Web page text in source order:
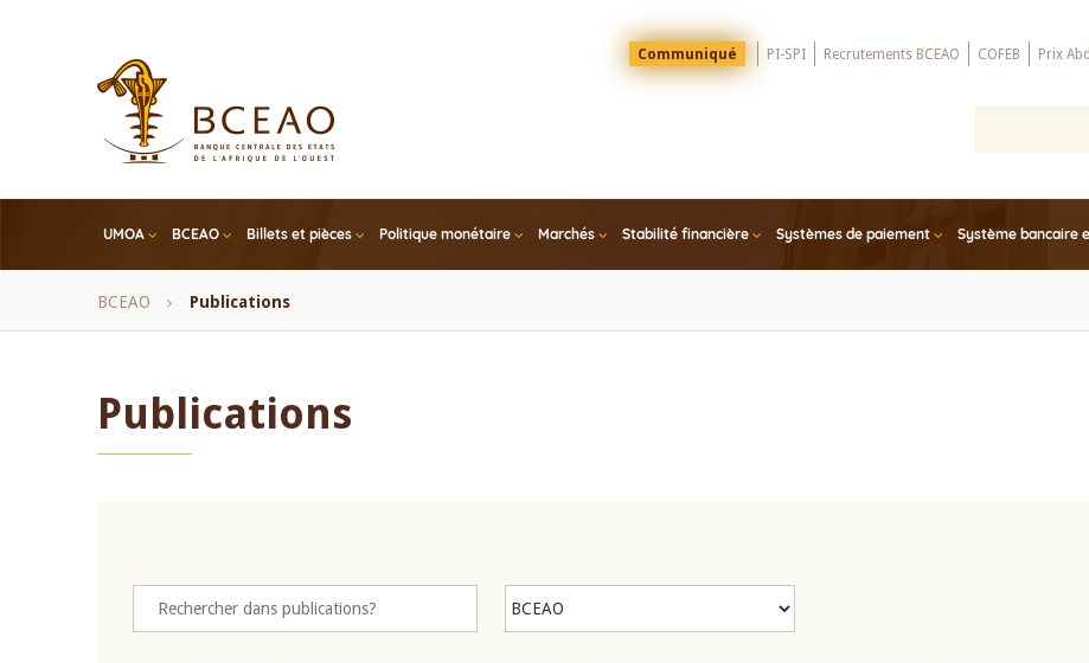
Menu
Top
Communiqué PI-SPI Recrutements BCEAO COFEB Prix
UMOA BCEAO Billets et pièces Politique monétaire Marchés Stabilité financière Systèmes de paiement Système bancaire
Fil
BCEAO Publications
Publications